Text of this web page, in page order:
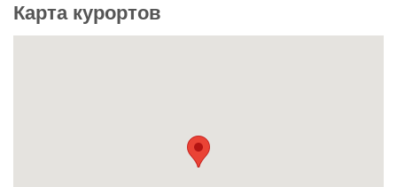
Карта курортов